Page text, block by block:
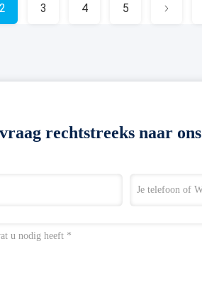
2 3 4 5
rechtstreeks naar ons